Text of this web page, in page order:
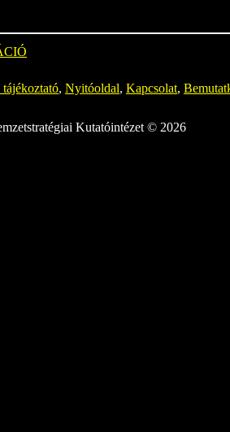
, Nyitóoldal, Kapcsolat,
Kutatóintézet © 2026